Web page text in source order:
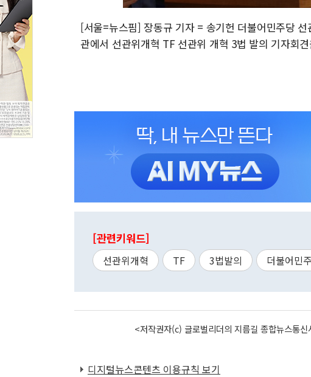
[서울=뉴스핌] 장동규 기자 = 송기헌 더불어민주당
관에서 선관위개혁 TF 선관위 개혁 3법 발의 기자
[관련키워드]
선관위개혁 TF 3법발의 더불어민
<저작권자(c) 글로벌리더의 지름길 종합뉴스통
디지털뉴스콘텐츠 이용규칙 보기